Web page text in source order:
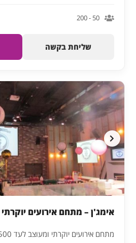
50 - 200
שליחת בקשה
אימג'ן – מתחם אירועים
מתחם אירועים יוקרתי ומעוצב לעד 500 מוזמנים